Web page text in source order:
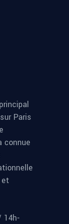
Paris
connue
et
14h-